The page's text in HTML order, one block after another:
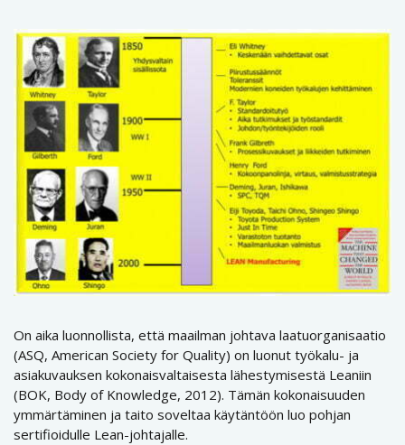
On aika luonnollista, että maailman johtava laatuorganisaatio
(ASQ, American Society for Quality) on luonut työkalu- ja
asiakuvauksen kokonaisvaltaisesta lähestymisestä Leaniin
(BOK, Body of Knowledge, 2012). Tämän kokonaisuuden
ymmärtäminen ja taito soveltaa käytäntöön luo pohjan
sertifioidulle Lean-johtajalle.